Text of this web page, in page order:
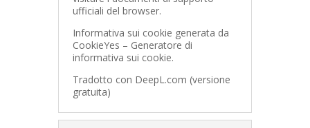
ufficiali del browser.
Informativa sui cookie generata da
CookieYes – Generatore di
informativa sui cookie.
Tradotto con DeepL.com (versione
gratuita)